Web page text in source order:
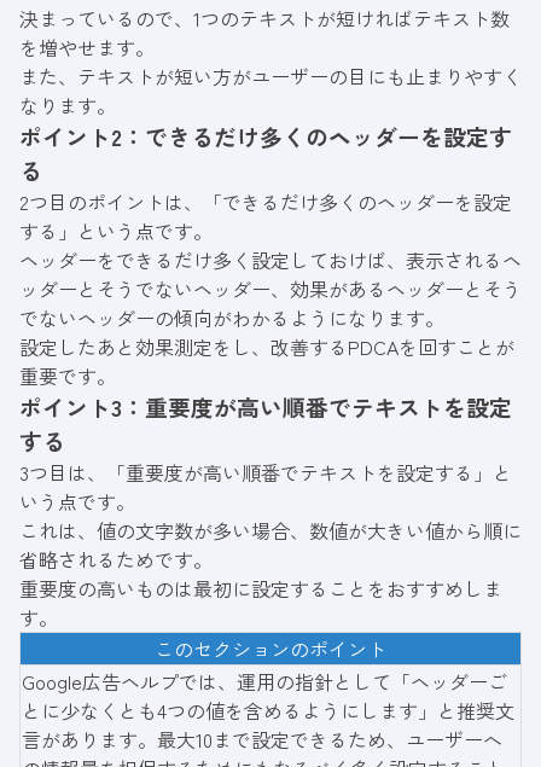
決まっているので、1つのテキストが短ければテキスト数
を増やせます。
また、テキストが短い方がユーザーの目にも止まりやすく
なります。
ポイント2：できるだけ多くのヘッダーを設定す
る
2つ目のポイントは、「できるだけ多くのヘッダーを設定
する」という点です。
ヘッダーをできるだけ多く設定しておけば、表示されるヘ
ッダーとそうでないヘッダー、効果があるヘッダーとそう
でないヘッダーの傾向がわかるようになります。
設定したあと効果測定をし、改善するPDCAを回すことが
重要です。
ポイント3：重要度が高い順番でテキストを設定
する
3つ目は、「重要度が高い順番でテキストを設定する」と
いう点です。
これは、値の文字数が多い場合、数値が大きい値から順に
省略されるためです。
重要度の高いものは最初に設定することをおすすめしま
す。
このセクションのポイント
Google広告ヘルプでは、運用の指針として「ヘッダーご
とに少なくとも4つの値を含めるようにします」と推奨文
言があります。最大10まで設定できるため、ユーザーへ